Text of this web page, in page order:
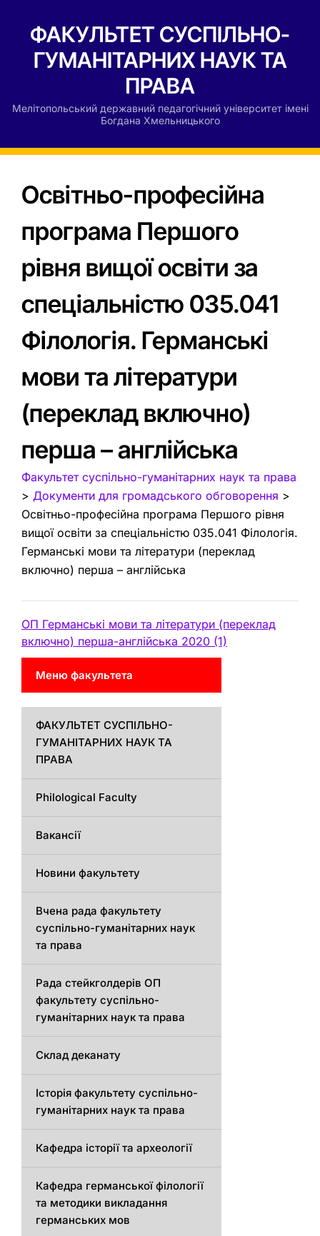
ФАКУЛЬТЕТ СУСПІЛЬНО-
ГУМАНІТАРНИХ НАУК ТА
ПРАВА
Мелітопольський державний педагогічний університет імені
Богдана Хмельницького
Освітньо-професійна
програма Першого
рівня вищої освіти за
спеціальністю 035.041
Філологія. Германські
мови та літератури
(переклад включно)
перша – англійська
Факультет суспільно-гуманітарних наук та права
> Документи для громадського обговорення >
Освітньо-професійна програма Першого рівня
вищої освіти за спеціальністю 035.041 Філологія.
Германські мови та літератури (переклад
включно) перша – англійська
ОП Германські мови та літератури (переклад
включно) перша-англійська 2020 (1)
Меню факультета
ФАКУЛЬТЕТ СУСПІЛЬНО-
ГУМАНІТАРНИХ НАУК ТА
ПРАВА
Philological Faculty
Вакансії
Новини факультету
Вчена рада факультету
суспільно-гуманітарних наук
та права
Рада стейкголдерів ОП
факультету суспільно-
гуманітарних наук та права
Склад деканату
Історія факультету суспільно-
гуманітарних наук та права
Кафедра історії та археології
Кафедрa германської філології
та методики викладання
германських мов